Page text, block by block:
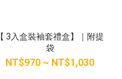
【 3入盒裝袖套禮盒】｜附提
袋
NT$970 ~ NT$1,030